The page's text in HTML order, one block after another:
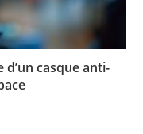
casque anti-